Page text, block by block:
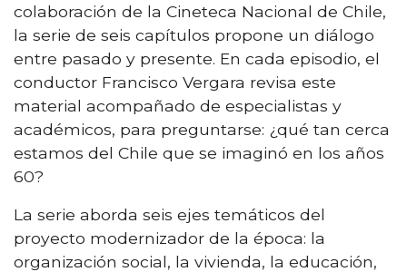
colaboración de la Cineteca Nacional de Chile,
la serie de seis capítulos propone un diálogo
entre pasado y presente. En cada episodio, el
conductor Francisco Vergara revisa este
material acompañado de especialistas y
académicos, para preguntarse: ¿qué tan cerca
estamos del Chile que se imaginó en los años
60?
La serie aborda seis ejes temáticos del
proyecto modernizador de la época: la
organización social, la vivienda, la educación,